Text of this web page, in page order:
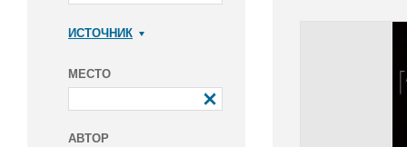
ИСТОЧНИК
МЕСТО
АВТОР